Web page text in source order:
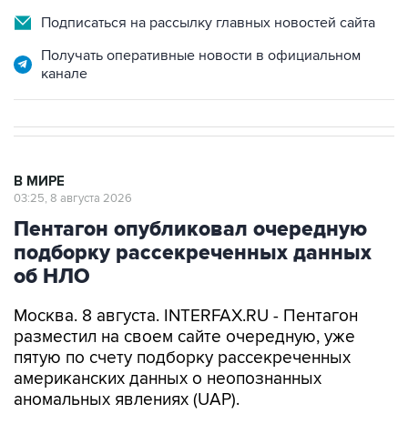
Подписаться на рассылку главных новостей сайта
Получать оперативные новости в официальном
канале
В МИРЕ
03:25, 8 августа 2026
Пентагон опубликовал очередную
подборку рассекреченных данных
об НЛО
Москва. 8 августа. INTERFAX.RU - Пентагон
разместил на своем сайте очередную, уже
пятую по счету подборку рассекреченных
американских данных о неопознанных
аномальных явлениях (UAP).